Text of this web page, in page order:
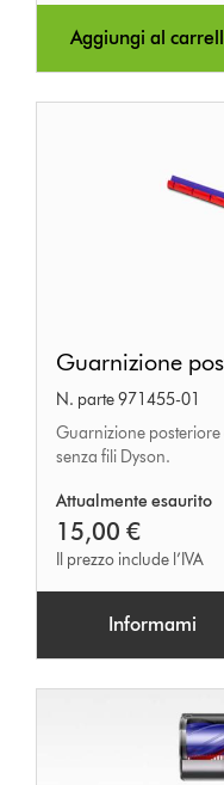
Aggiungi al
posteriore
Guarnizione
N. parte 971455-01
Guarnizione
senza fili Dyson.
Attualmente esaurito
15,00 €
Il prezzo include l’IVA
Informami